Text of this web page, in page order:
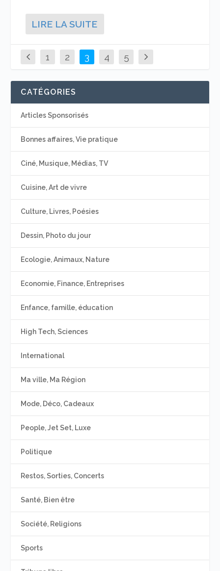
LIRE LA SUITE
1 2 3 4 5
CATÉGORIES
Articles Sponsorisés
Bonnes affaires, Vie pratique
Ciné, Musique, Médias, TV
Cuisine, Art de vivre
Culture, Livres, Poésies
Dessin, Photo du jour
Ecologie, Animaux, Nature
Economie, Finance, Entreprises
Enfance, famille, éducation
High Tech, Sciences
International
Ma ville, Ma Région
Mode, Déco, Cadeaux
People, Jet Set, Luxe
Politique
Restos, Sorties, Concerts
Santé, Bien être
Société, Religions
Sports